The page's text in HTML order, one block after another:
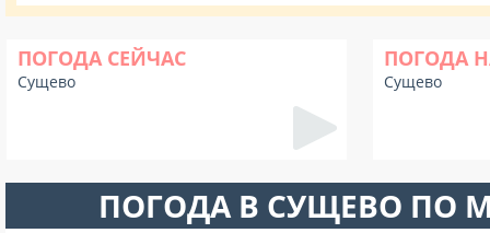
ПОГОДА СЕЙЧАС
Сущево
ПОГОДА
Сущево
ПОГОДА В СУЩЕВО ПО